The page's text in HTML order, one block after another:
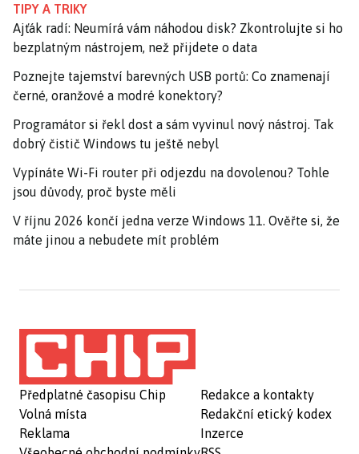
TIPY A TRIKY
Ajťák radí: Neumírá vám náhodou disk? Zkontrolujte si ho
bezplatným nástrojem, než přijdete o data
Poznejte tajemství barevných USB portů: Co znamenají
černé, oranžové a modré konektory?
Programátor si řekl dost a sám vyvinul nový nástroj. Tak
dobrý čistič Windows tu ještě nebyl
Vypínáte Wi-Fi router při odjezdu na dovolenou? Tohle
jsou důvody, proč byste měli
V říjnu 2026 končí jedna verze Windows 11. Ověřte si, že
máte jinou a nebudete mít problém
Předplatné časopisu Chip
Volná místa
Reklama
Redakce a kontakty
Redakční etický kodex
Inzerce